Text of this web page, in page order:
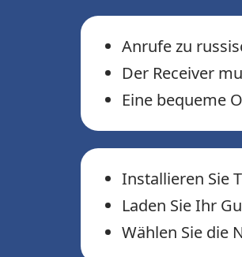
Anrufe zu
Der Receiver
Eine bequeme
Installieren Sie
Laden Sie Ihr
Wählen Sie die